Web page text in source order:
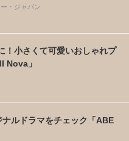
・ジャパン
！小さくて可愛いおしゃれプ
Nova」
ルドラマをチェック「ABE